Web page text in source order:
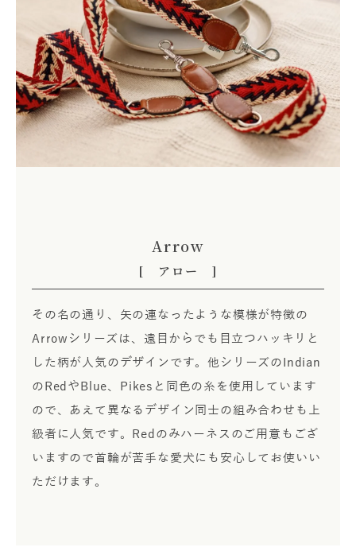
Arrow
[ アロー ]
その名の通り、矢の連なったような模様が特徴の
Arrowシリーズは、遠目からでも目立つハッキリと
した柄が人気のデザインです。他シリーズのIndian
のRedやBlue、Pikesと同色の糸を使用しています
ので、あえて異なるデザイン同士の組み合わせも上
級者に人気です。Redのみハーネスのご用意もござ
いますので首輪が苦手な愛犬にも安心してお使いい
ただけます。